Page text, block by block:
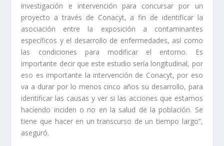
investigación e intervención para concursar por un
proyecto a través de Conacyt, a fin de identificar la
asociación entre la exposición a contaminantes
específicos y el desarrollo de enfermedades, así como
las condiciones para modificar el entorno. Es
importante decir que este estudio sería longitudinal, por
eso es importante la intervención de Conacyt, por eso
va a durar por lo menos cinco años su desarrollo, para
identificar las causas y ver si las acciones que estamos
haciendo inciden o no en la salud de la población. Se
tiene que hacer en un transcurso de un tiempo largo”,
aseguró.